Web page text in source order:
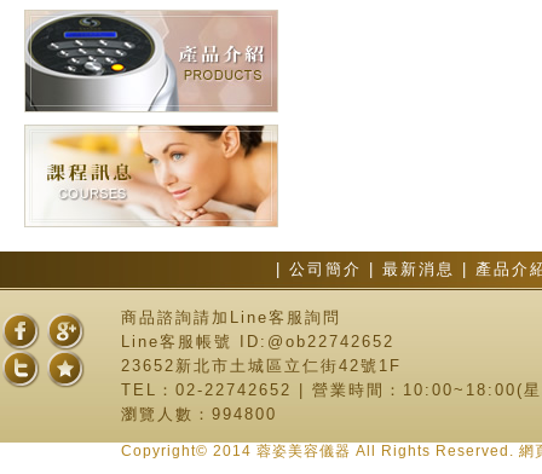
公司簡介 最新消息 產品介
商品諮詢請加Line客服詢問
Line客服帳號 ID:@ob22742652
23652新北市土城區立仁街42號1F
TEL：02-22742652 | 營業時間：10:00~18:00(星
瀏覽人數：994800
Copyright© 2014 蓉姿美容儀器 All Rights Reserved. 網